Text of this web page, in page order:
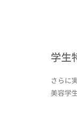
学生
さらに
美容学